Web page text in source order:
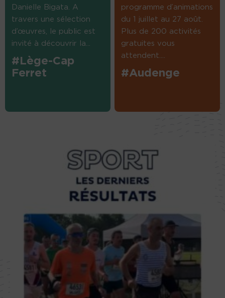
Danielle Bigata. A
travers une sélection
d’œuvres, le public est
invité à découvrir la...
#Lège-Cap
Ferret
programme d’animations
du 1 juillet au 27 août.
Plus de 200 activités
gratuites vous
attendent....
#Audenge